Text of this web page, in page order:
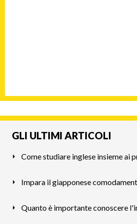
GLI ULTIMI ARTICOLI
Impara il giapponese